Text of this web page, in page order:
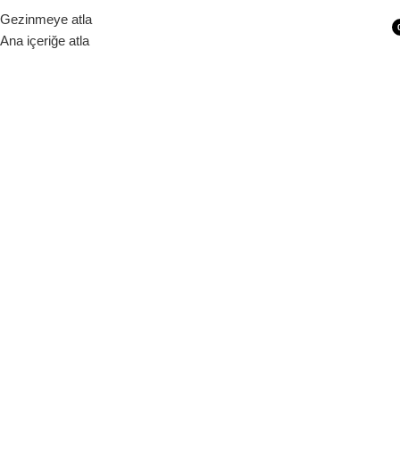
Gezinmeye atla
Ana içeriğe atla
Siparişleriniz 1 - 9 iş günü içerisinde kargoya verilecektir.